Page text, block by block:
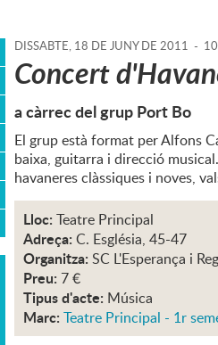
DISSABTE, 18 DE JUNY DE 2011 -
Concert
a càrrec del grup Port Bo
El grup està format per Alfons
baixa, guitarra i direcció
havaneres clàssiques i noves,
Lloc: Teatre Principal
Adreça: C. Església, 45-47
Organitza: SC L'Esperança i
Preu: 7 €
Tipus d'acte: Música
Marc: Teatre Principal - 1r